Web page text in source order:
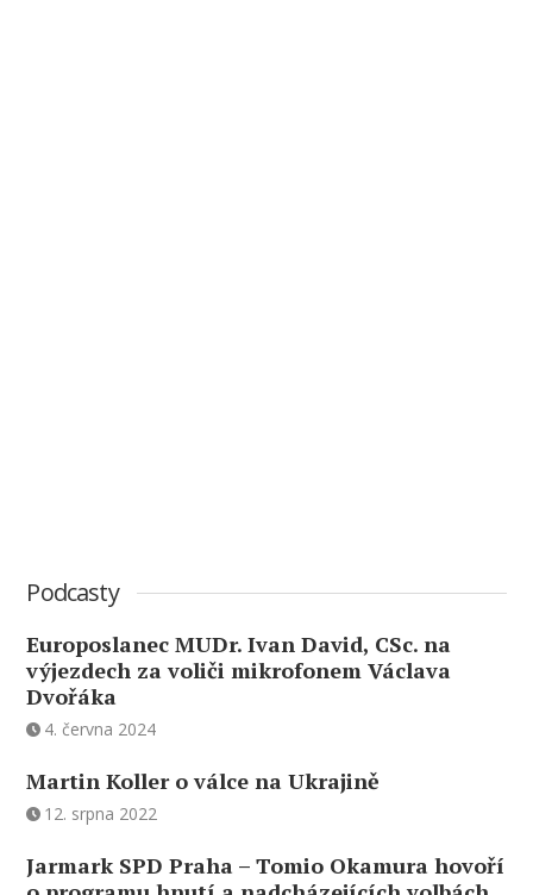
Podcasty
Europoslanec MUDr. Ivan David, CSc. na
výjezdech za voliči mikrofonem Václava
Dvořáka
4. června 2024
Martin Koller o válce na Ukrajině
12. srpna 2022
Jarmark SPD Praha – Tomio Okamura hovoří